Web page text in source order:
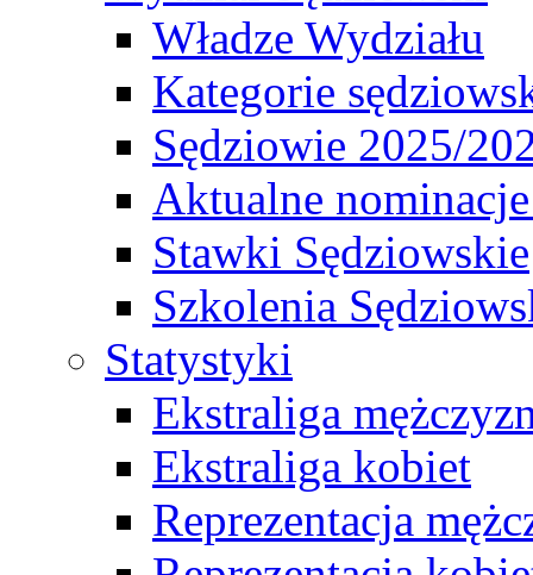
Władze Wydziału
Kategorie
Sędziowie 2025/
Aktualne
Stawki Sędziowskie
Szkolenia
Statystyki
Ekstraliga
Ekstraliga kobiet
Reprezentacja